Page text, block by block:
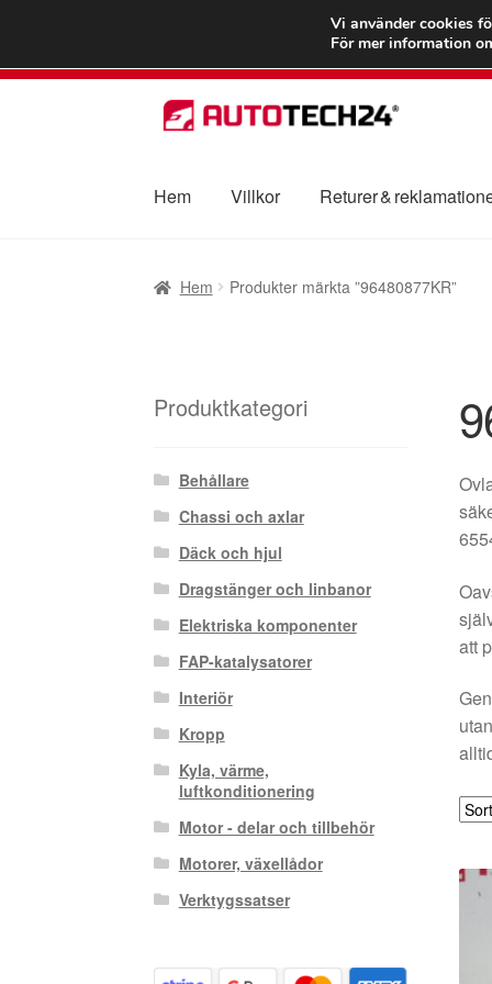
FRAKT från
Hoppa
till
Hoppa
till
Hem
Villkor Returer &
Hem Produkter märkta ”96480877KR”
att
Produktkategori
Behållare
Chassi och axlar
Däck och hjul
Dragstänger och linbanor
Elektriska komponenter
FAP-katalysatorer
Interiör
Kropp
Kyla, värme,
luftkonditionering
Motor - delar och tillbehör
Motorer, växellådor
Verktygssatser
Vi använder cookies
För mer information